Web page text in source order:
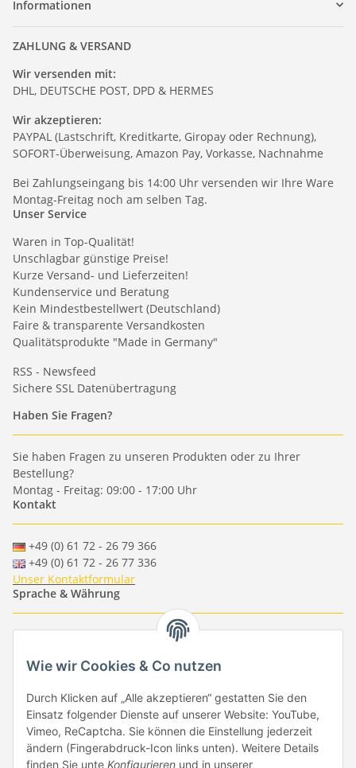
Informationen
ZAHLUNG & VERSAND
Wir versenden mit:
DHL, DEUTSCHE POST, DPD & HERMES
Wir akzeptieren:
PAYPAL (Lastschrift, Kreditkarte, Giropay oder Rechnung),
SOFORT-Überweisung, Amazon Pay, Vorkasse, Nachnahme
Bei Zahlungseingang bis 14:00 Uhr versenden wir Ihre Ware
Montag-Freitag noch am selben Tag.
Unser Service
Waren in Top-Qualität!
Unschlagbar günstige Preise!
Kurze Versand- und Lieferzeiten!
Kundenservice und Beratung
Kein Mindestbestellwert (Deutschland)
Faire & transparente Versandkosten
Qualitätsprodukte "Made in Germany"
RSS - Newsfeed
Sichere SSL Datenübertragung
Haben Sie Fragen?
Sie haben Fragen zu unseren Produkten oder zu Ihrer
Bestellung?
Montag - Freitag: 09:00 - 17:00 Uhr
Kontakt
+49 (0) 61 72 - 26 79 366
+49 (0) 61 72 - 26 77 336
Unser Kontaktformular
Sprache & Währung
- - -
-
EUR-GBP-USD-CHF
Händlerbund
Wie wir Cookies & Co nutzen
Durch Klicken auf „Alle akzeptieren“ gestatten Sie den
Einsatz folgender Dienste auf unserer Website: YouTube,
Vimeo, ReCaptcha. Sie können die Einstellung jederzeit
ändern (Fingerabdruck-Icon links unten). Weitere Details
finden Sie unte Konfigurieren und in unserer